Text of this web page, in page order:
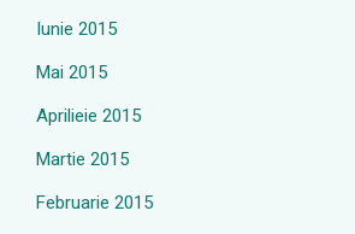
Iunie 2015
Mai 2015
Aprilieie 2015
Martie 2015
Februarie 2015